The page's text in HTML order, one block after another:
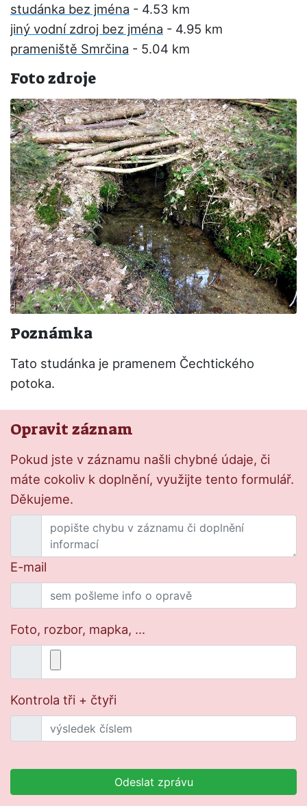
studánka bez jména - 4.53 km
jiný vodní zdroj bez jména - 4.95 km
prameniště Smrčina - 5.04 km
Foto zdroje
Poznámka
Tato studánka je pramenem Čechtického
potoka.
Opravit záznam
Pokud jste v záznamu našli chybné údaje, či
máte cokoliv k doplnění, využijte tento formulář.
Děkujeme.
E-mail
Foto, rozbor, mapka, ...
Kontrola tři + čtyři
Odeslat zprávu